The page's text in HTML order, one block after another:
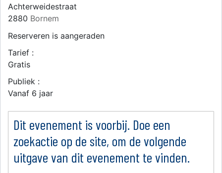
Achterweidestraat
2880 Bornem
Reserveren is aangeraden
Tarief :
Gratis
Publiek :
Vanaf 6 jaar
Dit evenement is voorbij. Doe een
zoekactie op de site, om de volgende
uitgave van dit evenement te vinden.